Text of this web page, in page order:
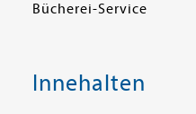
Bücherei-Service
Innehalten